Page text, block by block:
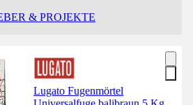
& PROJEKTE
Lugato Fugenmörtel